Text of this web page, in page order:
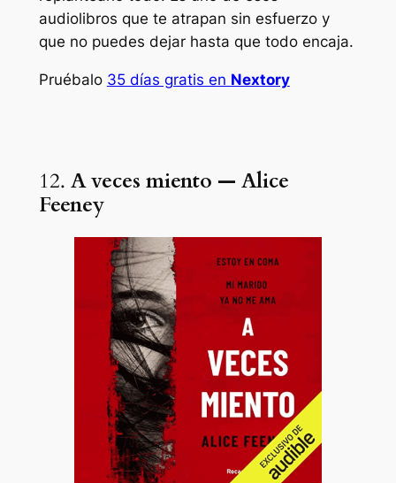
audiolibros que te atrapan sin esfuerzo y
que no puedes dejar hasta que todo encaja.
Pruébalo 35 días gratis en Nextory
12. A veces miento — Alice
Feeney